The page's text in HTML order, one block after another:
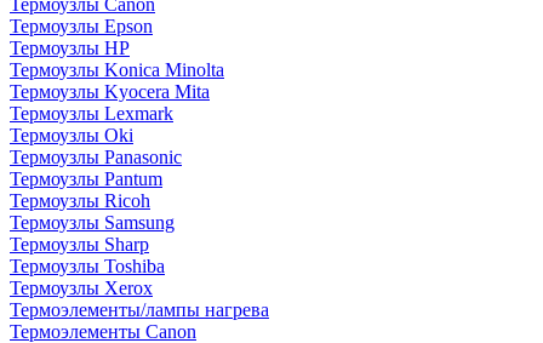
Термоузлы Canon
Термоузлы Epson
Термоузлы HP
Термоузлы Konica Minolta
Термоузлы Kyocera Mita
Термоузлы Lexmark
Термоузлы Oki
Термоузлы Panasonic
Термоузлы Pantum
Термоузлы Ricoh
Термоузлы Samsung
Термоузлы Sharp
Термоузлы Toshiba
Термоузлы Xerox
Термоэлементы/лампы нагрева
Термоэлементы Canon